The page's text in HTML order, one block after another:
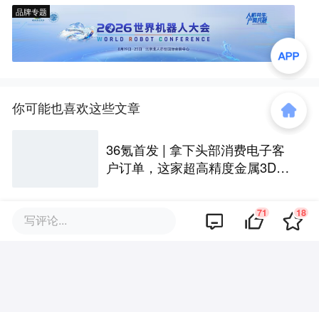
品牌专题
你可能也喜欢这些文章
36氪首发 | 拿下头部消费电子客
户订单，这家超高精度金属3D打
赋予机器人“空间直觉”，「Ommo
写评论... 71 18